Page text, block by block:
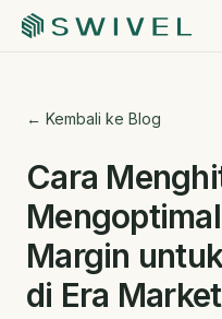
← Kembali ke Blog
Cara
Margin
di Era